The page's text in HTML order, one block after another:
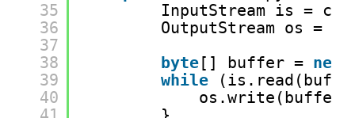
35
36
37
38
39
40
InputStream is =
OutputStream os =
byte [] buffer = new
while